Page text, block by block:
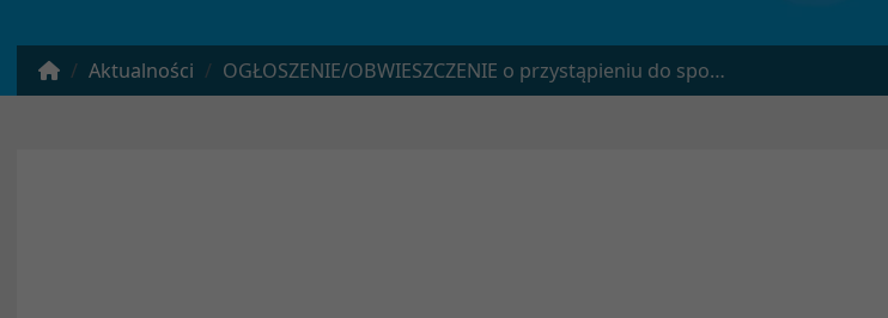
Aktualności OGŁOSZENIE/OBWIESZCZENIE o przystąpieniu do sporządzenia Studium uwarunkowań i kierunków zagospodarowania przestrzennego Gminy Miasto Stoczek Łukowski